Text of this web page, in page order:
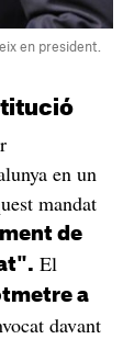
en president.
en un
mandat
de
El
a
davant